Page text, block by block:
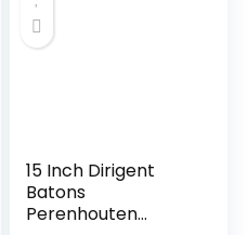
15 Inch Dirigent
Batons
Perenhouten